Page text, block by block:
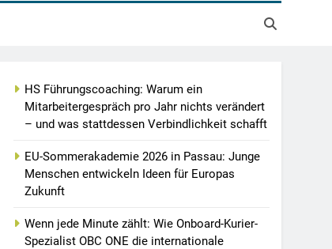
HS Führungscoaching: Warum ein
Mitarbeitergespräch pro Jahr nichts verändert
– und was stattdessen Verbindlichkeit schafft
EU-Sommerakademie 2026 in Passau: Junge
Menschen entwickeln Ideen für Europas
Zukunft
Wenn jede Minute zählt: Wie Onboard-Kurier-
Spezialist OBC ONE die internationale